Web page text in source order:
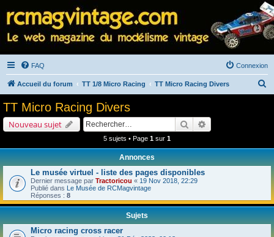
FAQ Connexion
Accueil du forum TT 1/8 Micro Racing TT Micro Racing Divers
e
TT Micro Racing Divers
Nouveau sujet Rechercher
5 sujets • Page 1 sur 1
Annonces
Le musée virtuel - liste des pages disponibles
Dernier message par Tractoricou « 19 Nov 2018, 22:29
Publié dans Le Musée de RCMagvintage
Réponses : 8
Sujets
Micro racing cross racer